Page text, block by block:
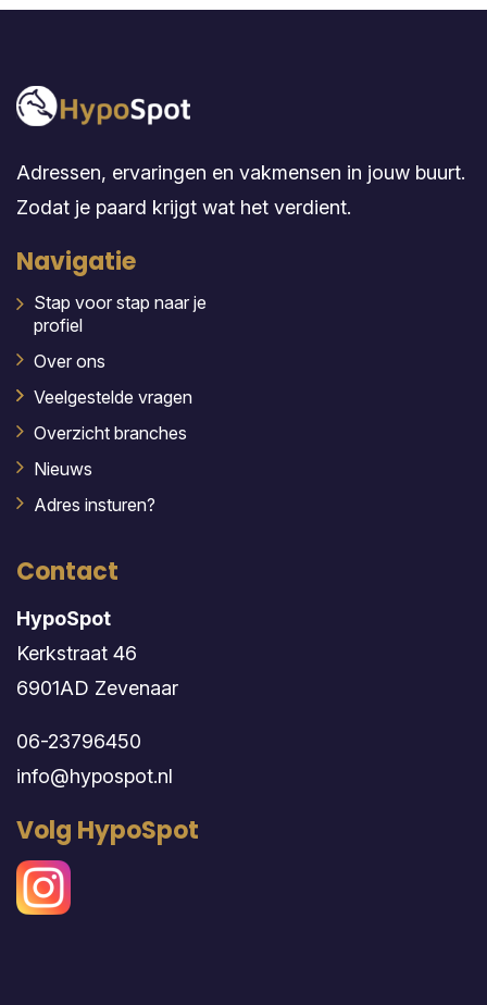
Adressen, ervaringen en vakmensen in jouw buurt.
Zodat je paard krijgt wat het verdient.
Navigatie
Stap voor stap naar je
profiel
Over ons
Veelgestelde vragen
Overzicht branches
Nieuws
Adres insturen?
Contact
HypoSpot
Kerkstraat 46
6901AD Zevenaar
06-23796450
info@hypospot.nl
Volg HypoSpot